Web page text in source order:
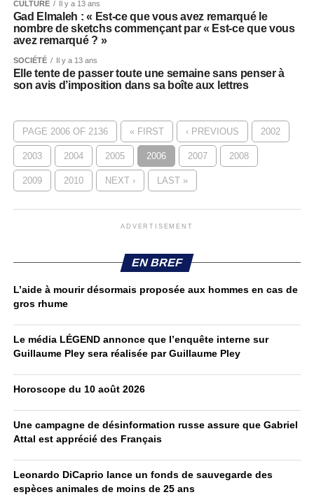
CULTURE Il y a 13 ans
Gad Elmaleh : « Est-ce que vous avez remarqué le
nombre de sketchs commençant par « Est-ce que vous
avez remarqué ? »
SOCIÉTÉ Il y a 13 ans
Elle tente de passer toute une semaine sans penser à
son avis d’imposition dans sa boîte aux lettres
PAGE 2006 OF 2136 « FIRST ‹ PREVIOUS 2002
2003 2004 2005 2006 2007 2008
2009 2010 NEXT › LAST »
ADVERTISEMENT
EN BREF
L’aide à mourir désormais proposée aux hommes en cas de
gros rhume
Le média LÉGEND annonce que l’enquête interne sur
Guillaume Pley sera réalisée par Guillaume Pley
Horoscope du 10 août 2026
Une campagne de désinformation russe assure que Gabriel
Attal est apprécié des Français
Leonardo DiCaprio lance un fonds de sauvegarde des
espèces animales de moins de 25 ans